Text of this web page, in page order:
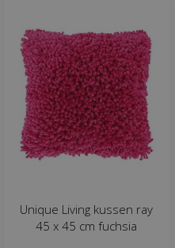
Unique Living kussen ray
45 x 45 cm fuchsia